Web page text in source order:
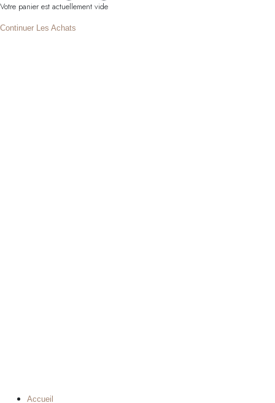
Votre panier est actuellement vide
Continuer Les Achats
Accueil